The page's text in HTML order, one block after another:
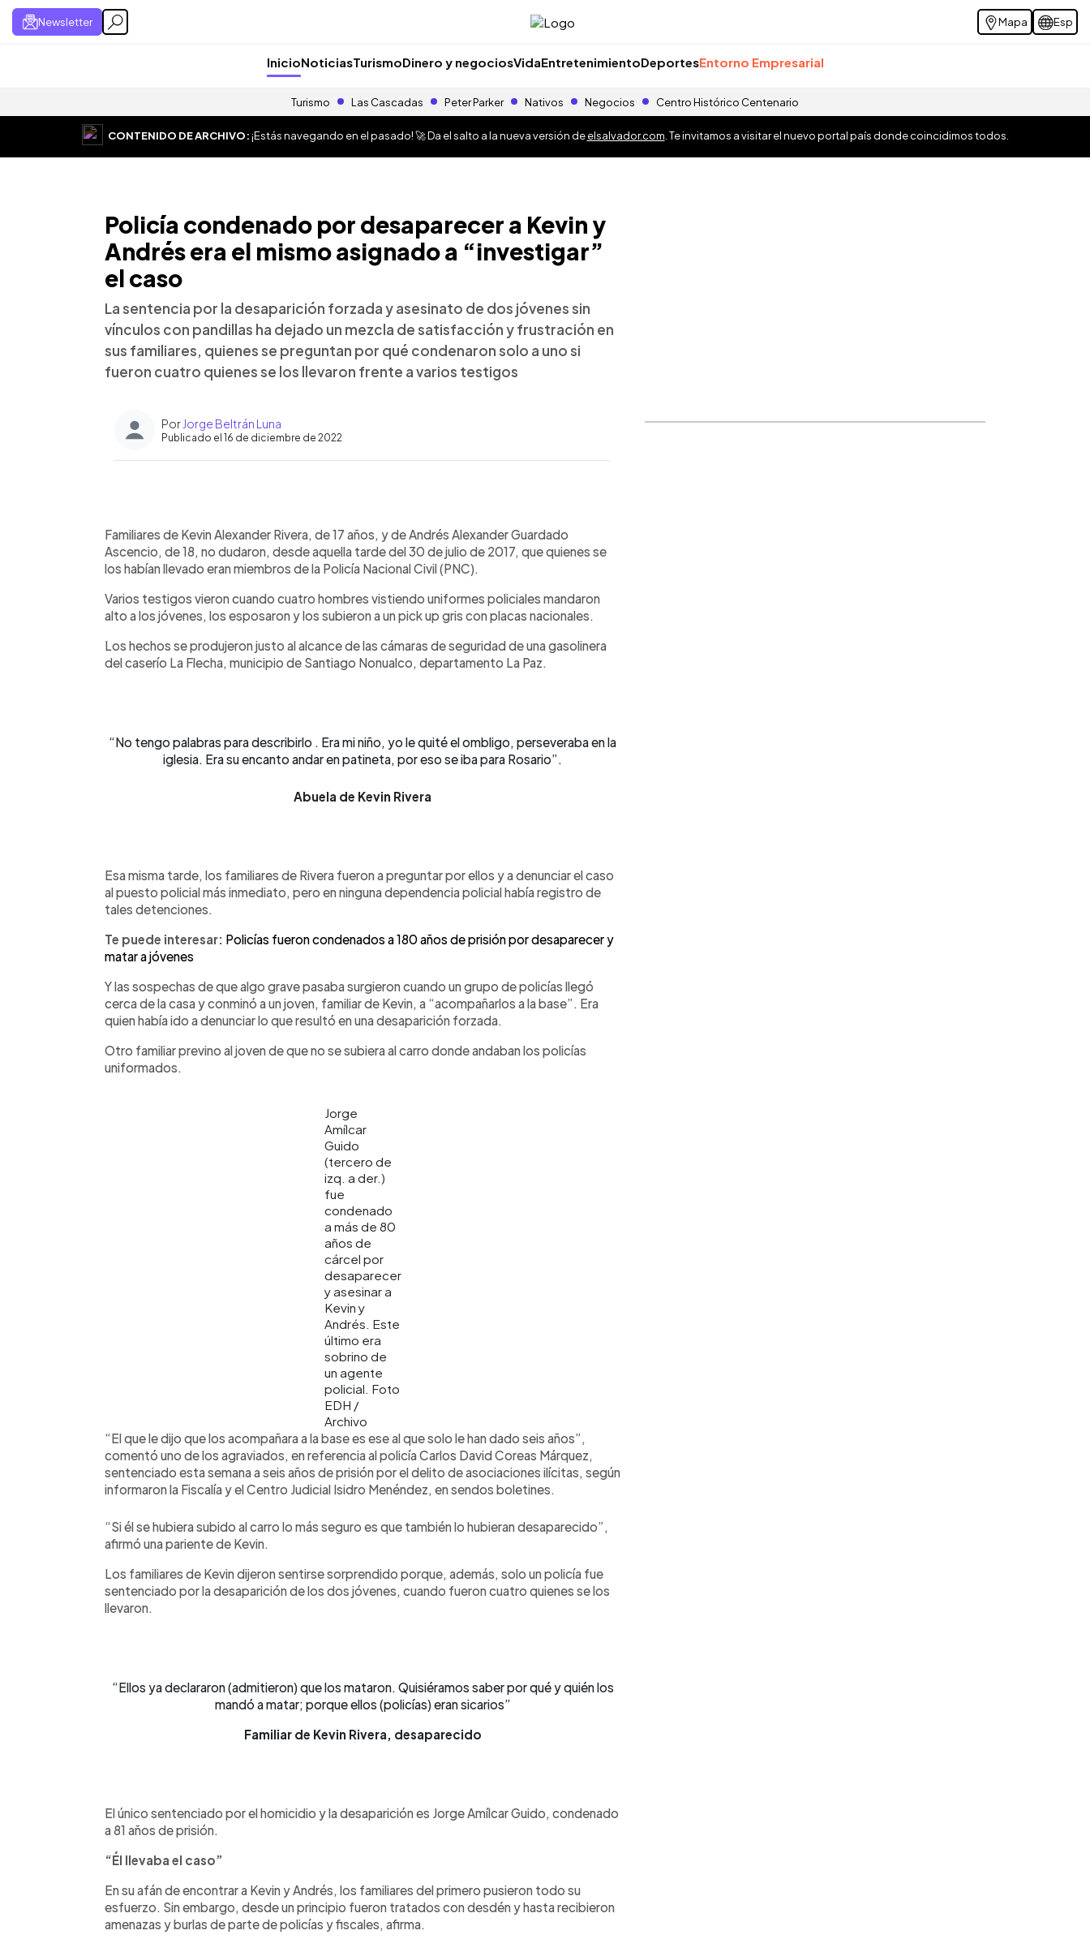
Newsletter Mapa Esp
InicioNoticiasTurismoDinero y negociosVidaEntretenimientoDeportesEntorno Empresarial
Turismo Las Cascadas Peter Parker Nativos Negocios Centro Histórico Centenario
CONTENIDO DE ARCHIVO:¡Estás navegando en el pasado! 🚀 Da el salto a la nueva versión deelsalvador.com . Te invitamos a visitar el nuevo portal país donde coincidimos todos.
Policía condenado por desaparecer a Kevin y
Andrés era el mismo asignado a “investigar”
el caso
La sentencia por la desaparición forzada y asesinato de dos jóvenes sin
vínculos con pandillas ha dejado un mezcla de satisfacción y frustración en
sus familiares, quienes se preguntan por qué condenaron solo a uno si
fueron cuatro quienes se los llevaron frente a varios testigos
Por Jorge Beltrán Luna
Publicado el 16 de diciembre de 2022
► Escuchar artículo
Familiares de Kevin Alexander Rivera, de 17 años, y de Andrés Alexander Guardado
Ascencio, de 18, no dudaron, desde aquella tarde del 30 de julio de 2017, que quienes se
los habían llevado eran miembros de la Policía Nacional Civil (PNC).
Varios testigos vieron cuando cuatro hombres vistiendo uniformes policiales mandaron
alto a los jóvenes, los esposaron y los subieron a un pick up gris con placas nacionales.
Los hechos se produjeron justo al alcance de las cámaras de seguridad de una gasolinera
del caserío La Flecha, municipio de Santiago Nonualco, departamento La Paz.
“No tengo palabras para describirlo . Era mi niño, yo le quité el ombligo, perseveraba en la
iglesia. Era su encanto andar en patineta, por eso se iba para Rosario”.
Abuela de Kevin Rivera
Esa misma tarde, los familiares de Rivera fueron a preguntar por ellos y a denunciar el caso
al puesto policial más inmediato, pero en ninguna dependencia policial había registro de
tales detenciones.
Te puede interesar: Policías fueron condenados a 180 años de prisión por desaparecer y
matar a jóvenes
Y las sospechas de que algo grave pasaba surgieron cuando un grupo de policías llegó
cerca de la casa y conminó a un joven, familiar de Kevin, a “acompañarlos a la base”. Era
quien había ido a denunciar lo que resultó en una desaparición forzada.
Otro familiar previno al joven de que no se subiera al carro donde andaban los policías
uniformados.
Jorge
Amílcar
Guido
(tercero de
izq. a der.)
fue
condenado
a más de 80
años de
cárcel por
desaparecer
y asesinar a
Kevin y
Andrés. Este
último era
sobrino de
un agente
policial. Foto
EDH /
Archivo
“El que le dijo que los acompañara a la base es ese al que solo le han dado seis años”,
comentó uno de los agraviados, en referencia al policía Carlos David Coreas Márquez,
sentenciado esta semana a seis años de prisión por el delito de asociaciones ilícitas, según
informaron la Fiscalía y el Centro Judicial Isidro Menéndez, en sendos boletines.
“Si él se hubiera subido al carro lo más seguro es que también lo hubieran desaparecido”,
afirmó una pariente de Kevin.
Los familiares de Kevin dijeron sentirse sorprendido porque, además, solo un policía fue
sentenciado por la desaparición de los dos jóvenes, cuando fueron cuatro quienes se los
llevaron.
“Ellos ya declararon (admitieron) que los mataron. Quisiéramos saber por qué y quién los
mandó a matar; porque ellos (policías) eran sicarios”
Familiar de Kevin Rivera, desaparecido
El único sentenciado por el homicidio y la desaparición es Jorge Amílcar Guido, condenado
a 81 años de prisión.
“Él llevaba el caso”
En su afán de encontrar a Kevin y Andrés, los familiares del primero pusieron todo su
esfuerzo. Sin embargo, desde un principio fueron tratados con desdén y hasta recibieron
amenazas y burlas de parte de policías y fiscales, afirma.